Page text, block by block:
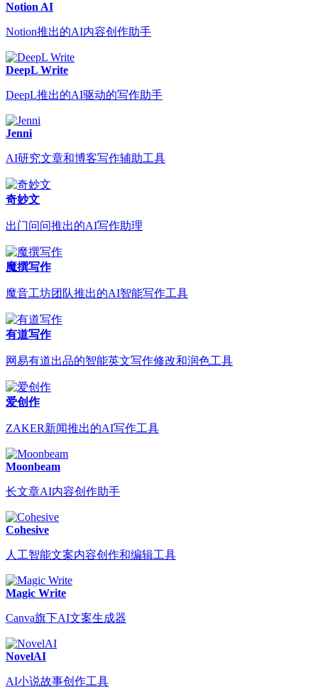
Notion AI
Notion推出的AI内容创作助手
DeepL Write
DeepL推出的AI驱动的写作助手
Jenni
AI研究文章和博客写作辅助工具
奇妙文
出门问问推出的AI写作助理
魔撰写作
魔音工坊团队推出的AI智能写作工具
有道写作
网易有道出品的智能英文写作修改和润色工具
爱创作
ZAKER新闻推出的AI写作工具
Moonbeam
长文章AI内容创作助手
Cohesive
人工智能文案内容创作和编辑工具
Magic Write
Canva旗下AI文案生成器
NovelAI
AI小说故事创作工具